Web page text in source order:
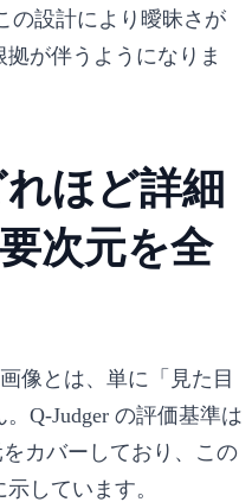
の設計により曖昧さが
が伴うようになりま
ほど詳細
次元を全
像とは、単に「見た目
Q-Judger の評価基準は
カバーしており、この
しています。